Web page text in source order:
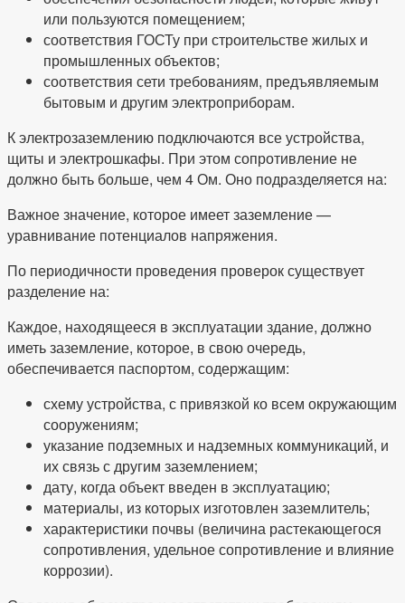
или пользуются помещением;
соответствия ГОСТу при строительстве жилых и
промышленных объектов;
соответствия сети требованиям, предъявляемым
бытовым и другим электроприборам.
К электрозаземлению подключаются все устройства,
щиты и электрошкафы. При этом сопротивление не
должно быть больше, чем 4 Ом. Оно подразделяется на:
Важное значение, которое имеет заземление —
уравнивание потенциалов напряжения.
По периодичности проведения проверок существует
разделение на:
Каждое, находящееся в эксплуатации здание, должно
иметь заземление, которое, в свою очередь,
обеспечивается паспортом, содержащим:
схему устройства, с привязкой ко всем окружающим
сооружениям;
указание подземных и надземных коммуникаций, и
их связь с другим заземлением;
дату, когда объект введен в эксплуатацию;
материалы, из которых изготовлен заземлитель;
характеристики почвы (величина растекающегося
сопротивления, удельное сопротивление и влияние
коррозии).